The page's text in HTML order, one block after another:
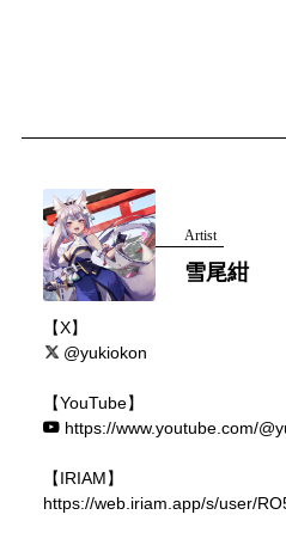
Artist
雪尾紺
【X】
@yukiokon
【YouTube】
https://www.youtube.com/
【IRIAM】
https://web.iriam.app/s/user/